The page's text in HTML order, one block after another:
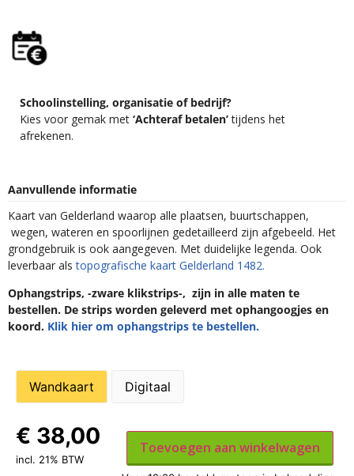
Schoolinstelling, organisatie of bedrijf?
Kies voor gemak met ‘Achteraf betalen’tijdens het
afrekenen.
Aanvullende informatie
Kaart van Gelderland waarop alle plaatsen, buurtschappen,
wegen, wateren en spoorlijnen gedetailleerd zijn afgebeeld. Het
grondgebruik is ook aangegeven. Met duidelijke legenda. Ook
leverbaar alstopografische kaart Gelderland 1482.
Ophangstrips, -zware klikstrips-, zijn in alle maten te
bestellen. De strips worden geleverd met ophangoogjes en
koord. Klik hier om ophangstrips te bestellen.
Wandkaart Digitaal
€ 38,00
incl. 21% BTW
Toevoegen aan winkelwagen